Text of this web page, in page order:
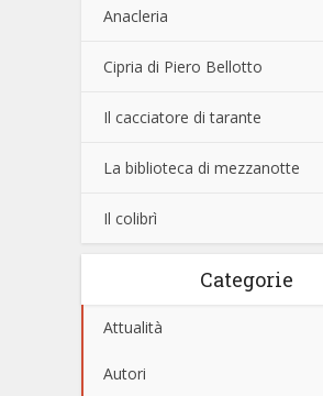
Anacleria
Cipria di Piero Bellotto
Il cacciatore di tarante
La biblioteca di mezzanotte
Il colibrì
Categorie
Attualità
Autori